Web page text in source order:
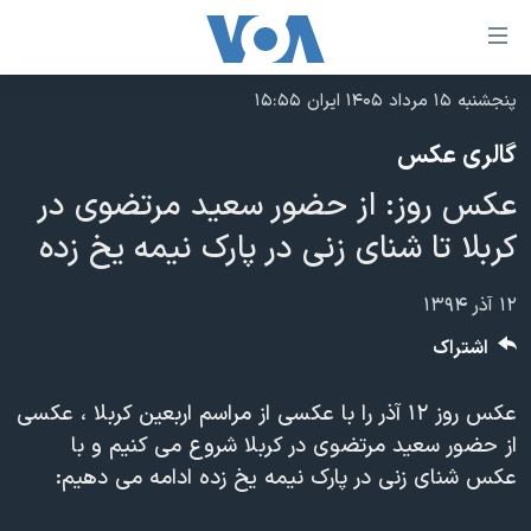
لینکهای
قابل
دسترسی
جهش
محتوای
اصلی
جهش
به
صفحه
جهش
به
جستجو
نسخه سبک وب‌سایت
موضوع ها
ایران
آمریکا
جهان
گزیده‌ها
ویژه برنامه‌ها
برنامه های تلویزیونی
جدول برنامه ها
صفحه‌های ویژه
عملیات خشم حماسی
پخش رادیویی
یادگیری زبان انگلیسی
پنجشنبه ۱۵ مرداد ۱۴۰۵ ایران ۱۵:۵۵
گالری عکس
عکس روز: از حضور سعید مرتضوی در
کربلا تا شنای زنی در پارک نیمه یخ زده
۱۲ آذر ۱۳۹۴
عکس روز ۱۲ آذر را با عکسی از مراسم اربعین کربلا ، عکسی
از حضور سعید مرتضوی در کربلا شروع می کنیم و با
عکس شنای زنی در پارک نیمه یخ زده ادامه می دهیم:
اشتراک